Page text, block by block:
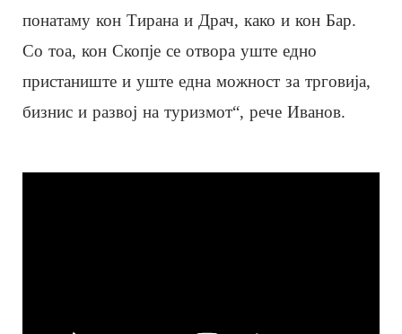
понатаму кон Тирана и Драч, како и кон Бар.
Со тоа, кон Скопје се отвора уште едно
пристаниште и уште една можност за трговија,
бизнис и развој на туризмот“, рече Иванов.